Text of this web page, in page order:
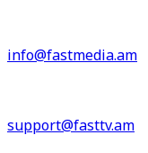
info@fastmedia.am
support@fasttv.am